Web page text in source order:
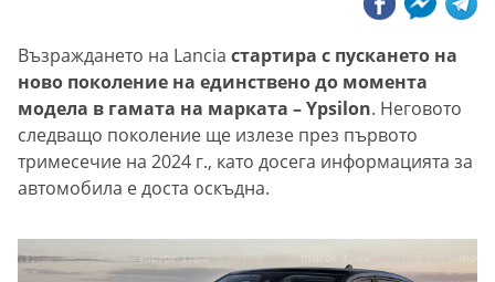
Възраждането на Lancia стартира с пускането на
ново поколение на единствено до момента
модела в гамата на марката – Ypsilon. Неговото
следващо поколение ще излезе през първото
тримесечие на 2024 г., като досега информацията за
автомобила е доста оскъдна.